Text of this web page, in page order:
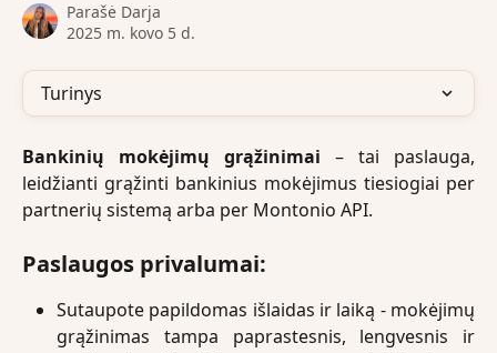
Parašė Darja
2025 m. kovo 5 d.
Turinys
Bankinių mokėjimų grąžinimai – tai paslauga,
leidžianti grąžinti bankinius mokėjimus tiesiogiai per
partnerių sistemą arba per Montonio API.
Paslaugos privalumai:
Sutaupote papildomas išlaidas ir laiką - mokėjimų
grąžinimas tampa paprastesnis, lengvesnis ir